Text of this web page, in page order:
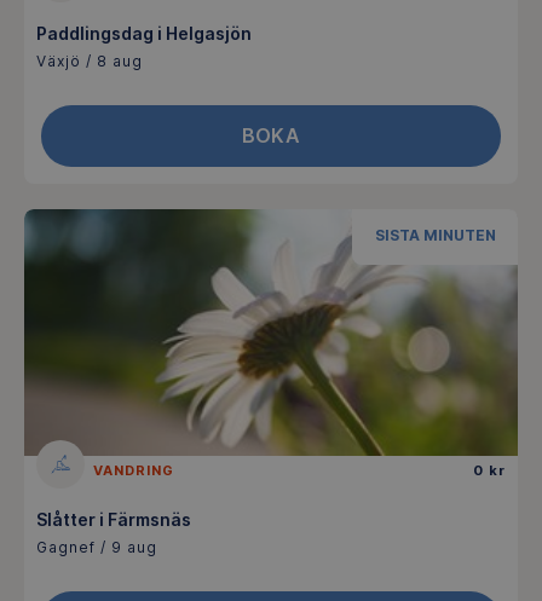
Paddlingsdag i Helgasjön
Växjö / 8 aug
BOKA
SISTA MINUTEN
VANDRING 0 kr
Slåtter i Färmsnäs
Gagnef / 9 aug